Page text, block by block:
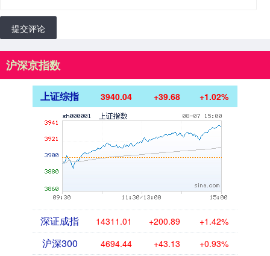
提交评论
沪深京指数
上证综指 3940.04 +39.68 +1.02%
深证成指 14311.01 +200.89 +1.42%
沪深300 4694.44 +43.13 +0.93%